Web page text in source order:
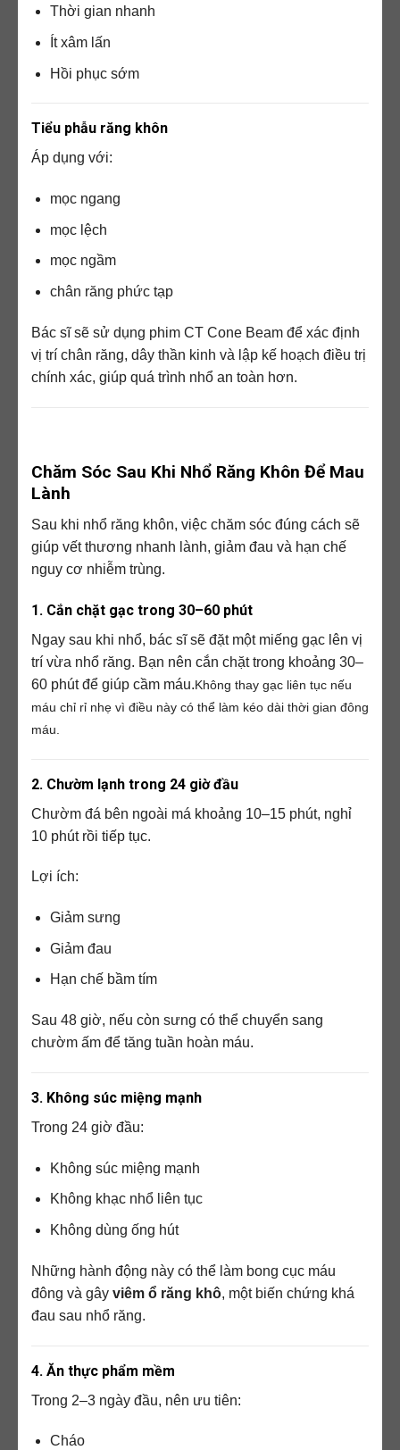
Thời gian nhanh
Ít xâm lấn
Hồi phục sớm
Tiểu phẫu răng khôn
Áp dụng với:
mọc ngang
mọc lệch
mọc ngầm
chân răng phức tạp
Bác sĩ sẽ sử dụng phim CT Cone Beam để xác định
vị trí chân răng, dây thần kinh và lập kế hoạch điều trị
chính xác, giúp quá trình nhổ an toàn hơn.
Chăm Sóc Sau Khi Nhổ Răng Khôn Để Mau
Lành
Sau khi nhổ răng khôn, việc chăm sóc đúng cách sẽ
giúp vết thương nhanh lành, giảm đau và hạn chế
nguy cơ nhiễm trùng.
1. Cắn chặt gạc trong 30–60 phút
Ngay sau khi nhổ, bác sĩ sẽ đặt một miếng gạc lên vị
trí vừa nhổ răng. Bạn nên cắn chặt trong khoảng 30–
60 phút để giúp cầm máu.Không thay gạc liên tục nếu
máu chỉ rỉ nhẹ vì điều này có thể làm kéo dài thời gian đông
máu.
2. Chườm lạnh trong 24 giờ đầu
Chườm đá bên ngoài má khoảng 10–15 phút, nghỉ
10 phút rồi tiếp tục.
Lợi ích:
Giảm sưng
Giảm đau
Hạn chế bầm tím
Sau 48 giờ, nếu còn sưng có thể chuyển sang
chườm ấm để tăng tuần hoàn máu.
3. Không súc miệng mạnh
Trong 24 giờ đầu:
Không súc miệng mạnh
Không khạc nhổ liên tục
Không dùng ống hút
Những hành động này có thể làm bong cục máu
đông và gây viêm ổ răng khô, một biến chứng khá
đau sau nhổ răng.
4. Ăn thực phẩm mềm
Trong 2–3 ngày đầu, nên ưu tiên:
Cháo